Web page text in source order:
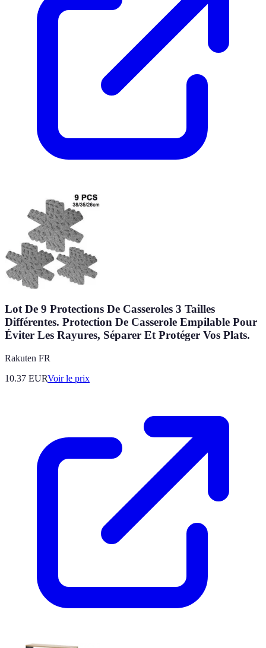
Lot De 9 Protections De Casseroles 3 Tailles
Différentes. Protection De Casserole Empilable Pour
Éviter Les Rayures, Séparer Et Protéger Vos Plats.
Rakuten FR
10.37 EURVoir le prix